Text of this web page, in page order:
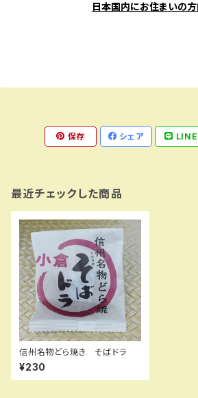
日本国内にお住まいの
保存 シェア LINE
最近チェックした商品
信州名物どら焼き そばドラ
¥230